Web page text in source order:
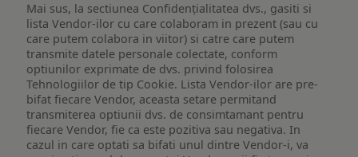
Mai sus, la sectiunea Confidențialitatea dvs., gasiti si
lista Vendor-ilor cu care colaboram in prezent (sau cu
care putem colabora in viitor) si catre care putem
transmite datele personale colectate, conform
optiunilor exprimate de dvs. privind folosirea
Tehnologiilor de tip Cookie. Lista Vendor-ilor are pre-
bifat fiecare Vendor, aceasta setare permitand
transmiterea optiunii dvs. de consimtamant pentru
fiecare Vendor, fie ca este pozitiva sau negativa. In
cazul in care optati sa bifati unul dintre Vendor-i, va